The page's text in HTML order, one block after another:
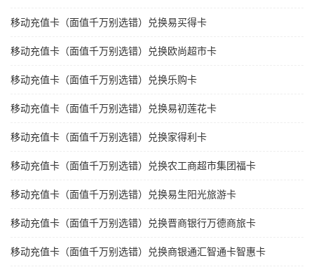
移动充值卡（面值千万别选错）兑换易买得卡
移动充值卡（面值千万别选错）兑换欧尚超市卡
移动充值卡（面值千万别选错）兑换乐购卡
移动充值卡（面值千万别选错）兑换易初莲花卡
移动充值卡（面值千万别选错）兑换家得利卡
移动充值卡（面值千万别选错）兑换农工商超市集团福卡
移动充值卡（面值千万别选错）兑换易生阳光旅游卡
移动充值卡（面值千万别选错）兑换晋商银行万德商旅卡
移动充值卡（面值千万别选错）兑换商银通汇智通卡智惠卡